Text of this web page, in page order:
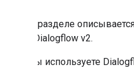
В этом разделе
через Dialogflow v2.
Если вы используете